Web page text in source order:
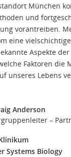
München
und
vorantreiben.
eine
Aspekte
Faktoren
unseres Lebens
Anderson
–
Systems Biology